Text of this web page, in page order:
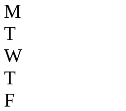
M
T
W
T
F